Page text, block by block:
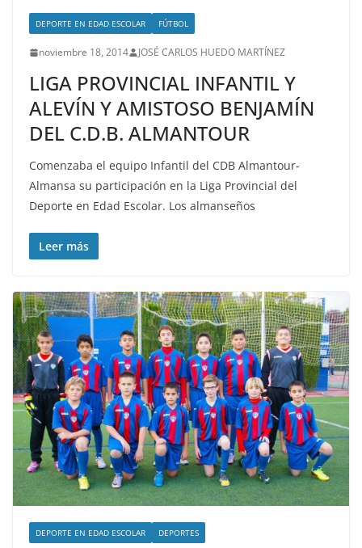
DEPORTE EN EDAD ESCOLAR FÚTBOL
noviembre 18, 2014 JOSÉ CARLOS HUEDO MARTÍNEZ
LIGA PROVINCIAL INFANTIL Y
ALEVÍN Y AMISTOSO BENJAMÍN
DEL C.D.B. ALMANTOUR
Comenzaba el equipo Infantil del CDB Almantour-
Almansa su participación en la Liga Provincial del
Deporte en Edad Escolar. Los almanseños
Leer más
DEPORTE EN EDAD ESCOLAR DEPORTES